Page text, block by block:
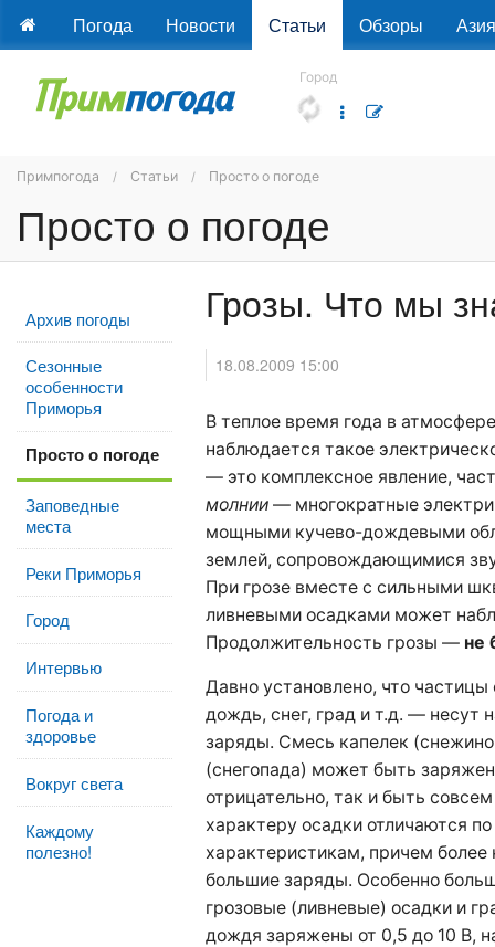
Погода Новости Статьи Обзоры Азия
Город
Примпогода Статьи Просто о погоде
Просто о погоде
Архив погоды
Сезонные
особенности
Приморья
Просто о погоде
Заповедные
места
Реки Приморья
Город
Интервью
Погода и
здоровье
Вокруг света
Каждому
полезно!
Грозы. Что мы
18.08.2009 15:00
В теплое время года в
наблюдается такое
— это комплексное явление,
молнии— многократные
мощными кучево-дождевыми
землей, сопровождающимися
При грозе вместе с сильными
ливневыми осадками может
Продолжительность грозы — не
Давно установлено, что
дождь, снег, град и т.д. — несут
заряды. Смесь капелек
(снегопада) может быть
отрицательно, так и быть
характеру осадки отличаются
характеристикам, причем более
большие заряды. Особенно
грозовые (ливневые) осадки и
дождя заряжены от 0,5 до 10 В,